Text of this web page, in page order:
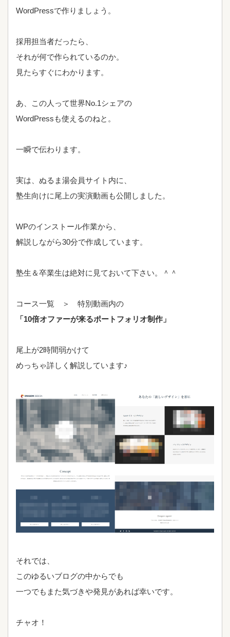
WordPressで作りましょう。
採用担当者だったら、
それが何で作られているのか。
見たらすぐにわかります。
あ、この人って世界No.1シェアの
WordPressも使えるのねと。
一瞬で伝わります。
実は、ぬるま湯会員サイト内に、
塾生向けに尾上の実演動画も公開しました。
WPのインストール作業から、
解説しながら30分で作成しています。
塾生＆卒業生は絶対に見ておいて下さい。＾＾
コース一覧 ＞ 特別動画内の
「10倍オファーが来るポートフォリオ制作」
尾上が2時間弱かけて
めっちゃ詳しく解説しています♪
それでは、
このゆるいブログの中からでも
一つでもまた気づきや発見があれば幸いです。
チャオ！